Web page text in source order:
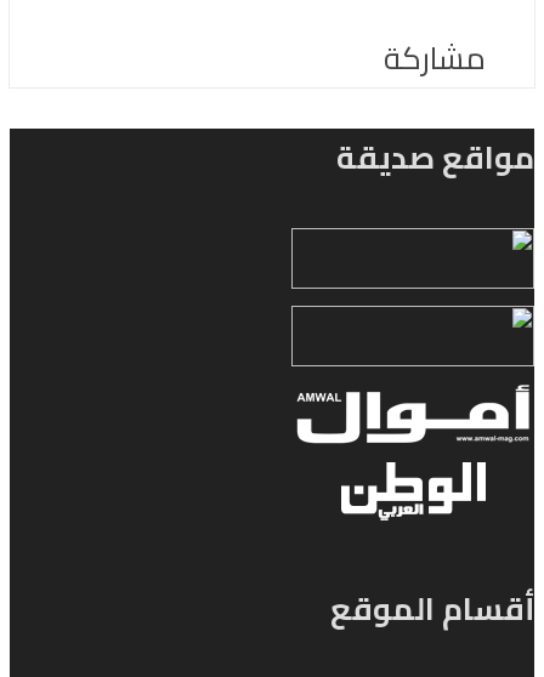
مشاركة
مواقع صديقة
أقسام الموقع